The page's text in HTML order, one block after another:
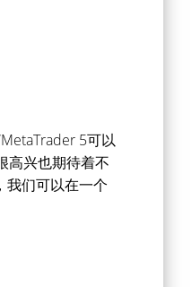
5可以
高兴也期待着不
，我们可以在一个